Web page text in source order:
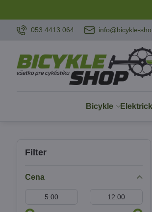
053 4413 064 info@bicykle-
Bicykle
Filter
Cena